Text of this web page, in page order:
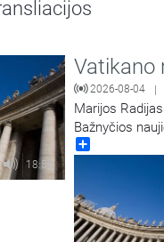
18:58
Vatikano
2026-08-04 |
Marijos
Bažnyčios